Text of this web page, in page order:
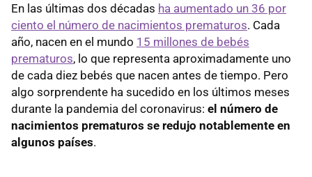
En las últimas dos décadas ha aumentado un 36 por
ciento el número de nacimientos prematuros. Cada
año, nacen en el mundo 15 millones de bebés
prematuros, lo que representa aproximadamente uno
de cada diez bebés que nacen antes de tiempo. Pero
algo sorprendente ha sucedido en los últimos meses
durante la pandemia del coronavirus: el número de
nacimientos prematuros se redujo notablemente en
algunos países.